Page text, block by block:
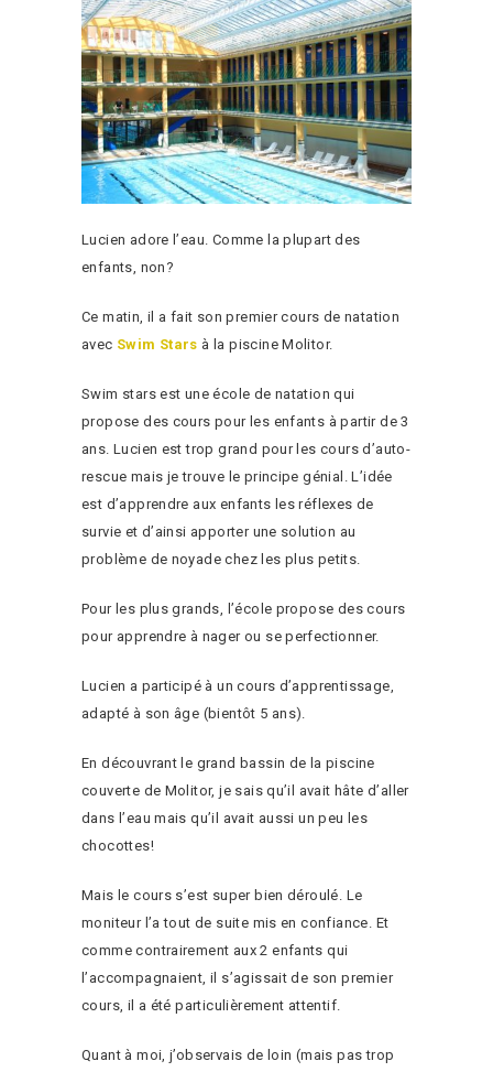
Lucien adore l’eau. Comme la plupart des
enfants, non?
Ce matin, il a fait son premier cours de natation
avec Swim Stars à la piscine Molitor.
Swim stars est une école de natation qui
propose des cours pour les enfants à partir de 3
ans. Lucien est trop grand pour les cours d’auto-
rescue mais je trouve le principe génial. L’idée
est d’apprendre aux enfants les réflexes de
survie et d’ainsi apporter une solution au
problème de noyade chez les plus petits.
Pour les plus grands, l’école propose des cours
pour apprendre à nager ou se perfectionner.
Lucien a participé à un cours d’apprentissage,
adapté à son âge (bientôt 5 ans).
En découvrant le grand bassin de la piscine
couverte de Molitor, je sais qu’il avait hâte d’aller
dans l’eau mais qu’il avait aussi un peu les
chocottes!
Mais le cours s’est super bien déroulé. Le
moniteur l’a tout de suite mis en confiance. Et
comme contrairement aux 2 enfants qui
l’accompagnaient, il s’agissait de son premier
cours, il a été particulièrement attentif.
Quant à moi, j’observais de loin (mais pas trop